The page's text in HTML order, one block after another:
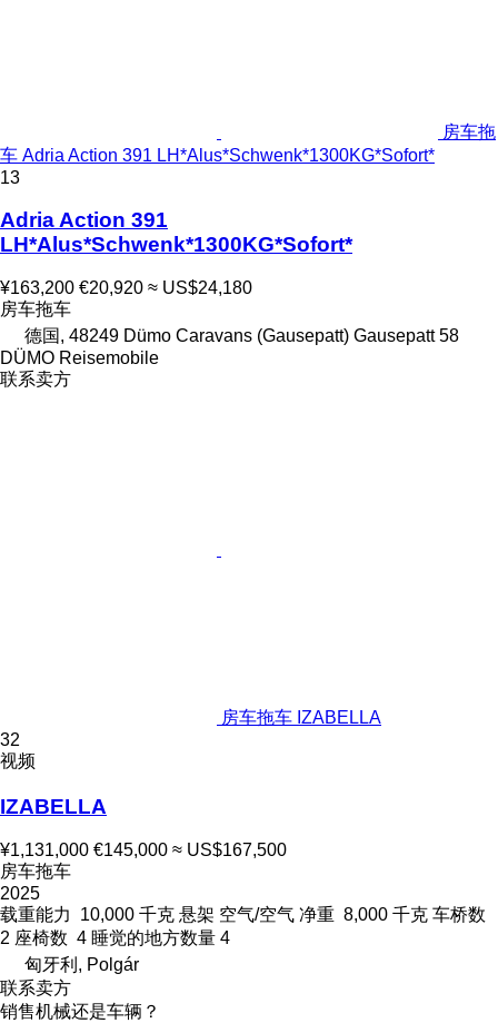
房车拖
车 Adria Action 391 LH*Alus*Schwenk*1300KG*Sofort*
13
Adria Action 391
LH*Alus*Schwenk*1300KG*Sofort*
¥163,200 €20,920 ≈ US$24,180
房车拖车
德国, 48249 Dümo Caravans (Gausepatt) Gausepatt 58
DÜMO Reisemobile
联系卖方
房车拖车 IZABELLA
32
视频
IZABELLA
¥1,131,000 €145,000 ≈ US$167,500
房车拖车
2025
载重能力
10,000 千克 悬架 空气/空气 净重 8,000 千克 车桥数
2 座椅数 4 睡觉的地方数量 4
匈牙利, Polgár
联系卖方
销售机械还是车辆？